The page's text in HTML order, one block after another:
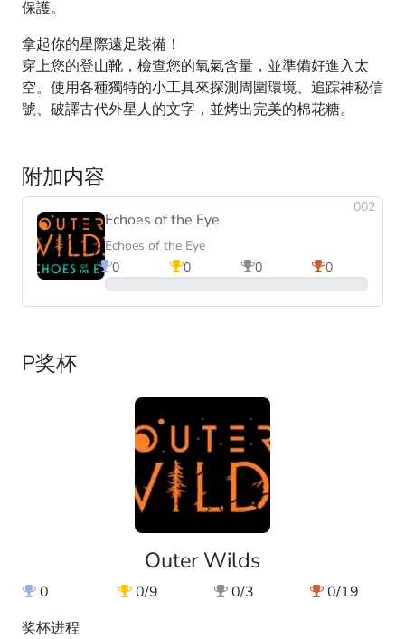
保護。
拿起你的星際遠足裝備！
穿上您的登山靴，檢查您的氧氣含量，並準備好進入太
空。使用各種獨特的小工具來探測周圍環境、追踪神秘信
號、破譯古代外星人的文字，並烤出完美的棉花糖。
附加内容
Echoes of the Eye
Echoes of the Eye
0
0 0 0
0%
002
P奖杯
Outer Wilds
0 0/9 0/3
0/19
奖杯进程